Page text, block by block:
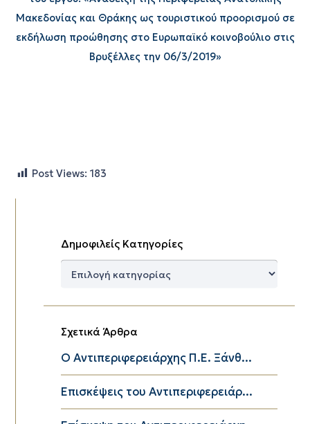
Μακεδονίας και Θράκης ως τουριστικού προορισμού σε
εκδήλωση προώθησης στο Ευρωπαϊκό κοινοβούλιο στις
Βρυξέλλες την 06/3/2019»
Post Views: 183
Δημοφιλείς Κατηγορίες
Δημοφιλείς
Σχετικά Άρθρα
Ο Αντιπεριφερειάρχης Π.Ε. Ξάνθ...
Επισκέψεις του Αντιπεριφερειάρ...